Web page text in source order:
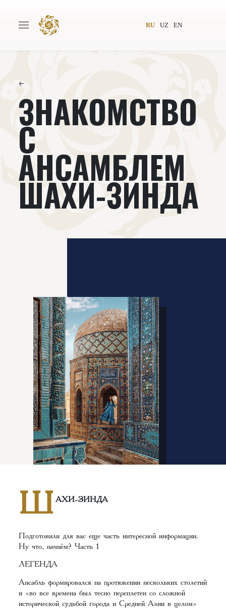
RU UZ EN
Авторы Всемирное общество
Издательство
Проекты Подкасты
Книги Видеолекторий
←
ЗНАКОМСТВО
С
АНСАМБЛЕМ
ШАХИ-ЗИНДА
Ш АХИ-ЗИНДА
Подготовили для вас еще часть интересной информации.
Ну что, начнём? Часть 1
ЛЕГЕНДА
Ансабль формировался на протяжении нескольких столетий
и «во все времена был тесно переплетен со сложной
исторической судьбой города и Средней Азии в целом»